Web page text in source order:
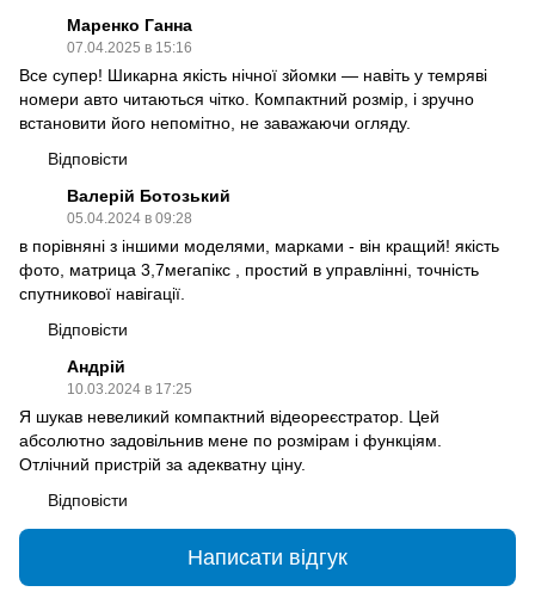
Маренко Ганна
07.04.2025 в 15:16
Все супер! Шикарна якість нічної зйомки — навіть у темряві
номери авто читаються чітко. Компактний розмір, і зручно
встановити його непомітно, не заважаючи огляду.
Відповісти
Валерій Ботозький
05.04.2024 в 09:28
в порівняні з іншими моделями, марками - він кращий! якість
фото, матрица 3,7мегапікс , простий в управлінні, точність
спутникової навігації.
Відповісти
Андрій
10.03.2024 в 17:25
Я шукав невеликий компактний відеореєстратор. Цей
абсолютно задовільнив мене по розмірам і функціям.
Отлічний пристрій за адекватну ціну.
Відповісти
Написати відгук